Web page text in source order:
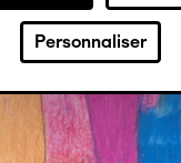
Personnaliser